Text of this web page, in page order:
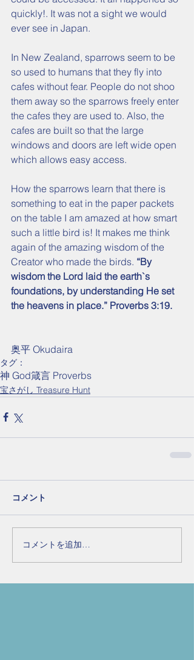
quickly!. It was not a sight we would
ever see in Japan.
In New Zealand, sparrows seem to be
so used to humans that they fly into
cafes without fear. People do not shoo
them away so the sparrows freely enter
the cafes they are used to. Also, the
cafes are built so that the large
windows and doors are left wide open
which allows easy access.
How the sparrows learn that there is
something to eat in the paper packets
on the table I am amazed at how smart
such a little bird is! It makes me think
again of the amazing wisdom of the
Creator who made the birds. “By
wisdom the Lord laid the earth`s
foundations, by understanding He set
the heavens in place.” Proverbs 3:19.
奥平 Okudaira
タグ：
神 God箴言 Proverbs
宝さがし Treasure Hunt
コメント
コメントを追加…